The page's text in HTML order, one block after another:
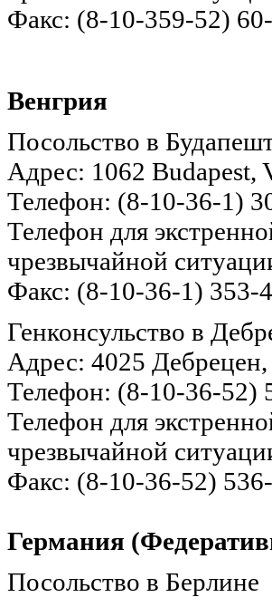
Факс: (8-10-359-52)
Венгрия
Посольство в
Адрес: 1062 Budapest,
Телефон: (8-10-36-1)
Телефон для
чрезвычайной
Факс: (8-10-36-1) 353-
Генконсульство в
Адрес: 4025
Телефон: (8-10-36-52)
Телефон для
чрезвычайной
Факс: (8-10-36-52)
Германия
Посольство в Берлине